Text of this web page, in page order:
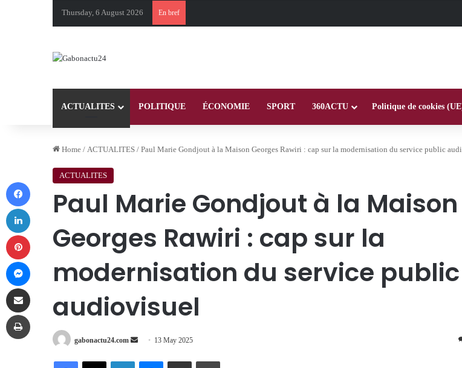
Thursday, 6 August 2026 En bref
ACTUALITES POLITIQUE ÉCONOMIE SPORT 360ACTU Politique de cookies
Home / ACTUALITES / Paul Marie Gondjout à la Maison Georges Rawiri : cap sur la modernisation du service public
ACTUALITES
Paul Marie Gondjout à la Maison
Georges Rawiri : cap sur la
modernisation du service public
audiovisuel
gabonactu24.com
Send 13 May 2025
FacebookX LinkedInMessengerShare via Email Print
Facebook
LinkedIn
Pinterest